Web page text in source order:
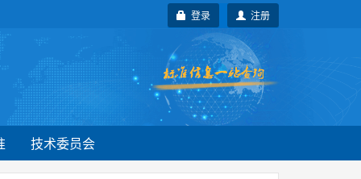
注册
登录
技术委员会